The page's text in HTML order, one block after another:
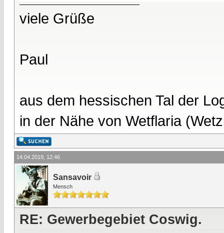
viele Grüße
Paul
aus dem hessischen Tal der
in der Nähe von Wetflaria
14.04.2019, 12:46
Sansavoir
Mensch
RE: Gewerbegebiet Coswig.